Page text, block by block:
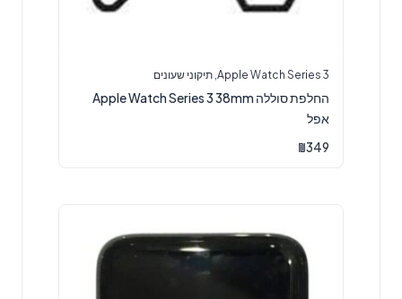
Apple Watch Series 3
,תיקוני שעונים
החלפת סוללה Apple Watch Series 3 38mm
אפל
₪349